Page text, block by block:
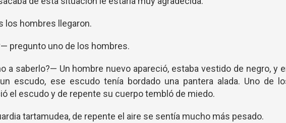
los hombres llegaron.
pregunto uno de los hombres.
a saberlo?— Un hombre nuevo apareció, estaba vestido de negro, y
escudo, ese escudo tenía bordado una pantera alada. Uno de
el escudo y de repente su cuerpo tembló de miedo.
tartamudea, de repente el aire se sentía mucho más pesado.